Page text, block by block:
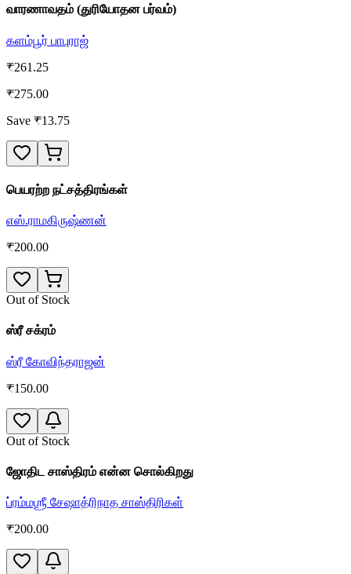
வாரணாவதம் (துரியோதன பர்வம்)
களம்பூர் பாபுராஜ்
₹261.25
₹275.00
Save ₹13.75
பெயரற்ற நட்சத்திரங்கள்
எஸ்.ராமகிருஷ்ணன்
₹200.00
Out of Stock
ஸ்ரீ சக்ரம்
ஸ்ரீ கோவிந்தராஜன்
₹150.00
Out of Stock
ஜோதிட சாஸ்திரம் என்ன சொல்கிறது
ப்ரம்மஶ்ரீ சேஷாத்ரிநாத சாஸ்திரிகள்
₹200.00